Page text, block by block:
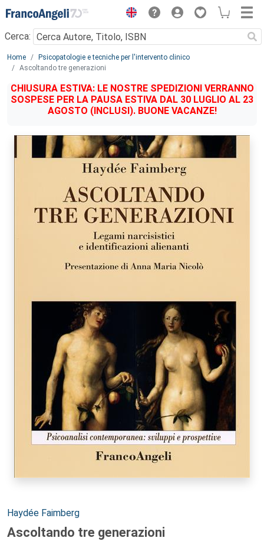
Menu
Cerca:
Main content
Home
Psicopatologie e tecniche per l'intervento clinico
Ascoltando tre generazioni
CHIUSURA ESTIVA: LE NOSTRE SPEDIZIONI VERRANNO
SOSPESE PER LA PAUSA ESTIVA DAL 30 LUGLIO AL 23
AGOSTO (INCLUSI). BUONE VACANZE!
Autori:
Haydée Faimberg
Ascoltando tre generazioni